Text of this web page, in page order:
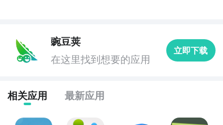
豌豆荚
在这里找到想要的应用
立即下载
相关应用 最新应用